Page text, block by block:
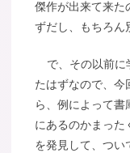
傑作が出来て来た
ずだし、もちろん
で、その以前
たはずなので、今
ら、例によって書
にあるのかまった
を発見して、つい